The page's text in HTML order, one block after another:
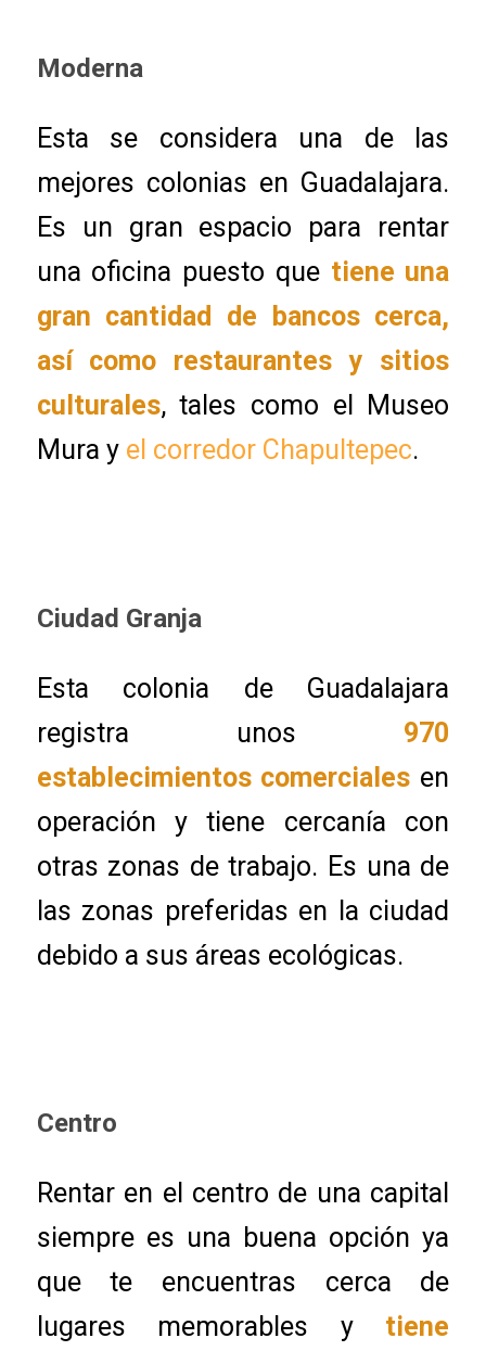
Moderna
Esta se considera una de las
mejores colonias en Guadalajara.
Es un gran espacio para rentar
una oficina puesto que tiene una
gran cantidad de bancos cerca,
así como restaurantes y sitios
culturales, tales como el Museo
Mura y el corredor Chapultepec.
Ciudad Granja
Esta colonia de Guadalajara
registra unos 970
establecimientos comerciales en
operación y tiene cercanía con
otras zonas de trabajo. Es una de
las zonas preferidas en la ciudad
debido a sus áreas ecológicas.
Centro
Rentar en el centro de una capital
siempre es una buena opción ya
que te encuentras cerca de
lugares memorables y tiene